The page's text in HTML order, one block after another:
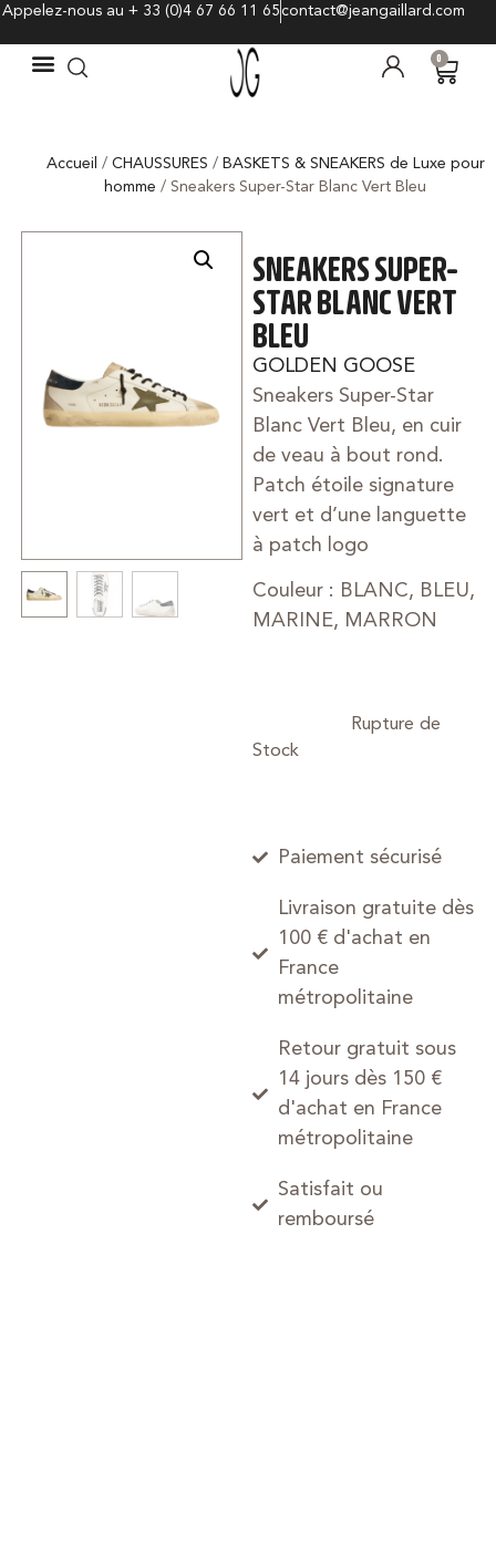
Appelez-nous au + 33 (0)4 67 66 11 65contact@jeangaillard.com
0
Accueil / CHAUSSURES / BASKETS & SNEAKERS de Luxe pour
homme / Sneakers Super-Star Blanc Vert Bleu
SNEAKERS SUPER-
STAR BLANC VERT
BLEU
GOLDEN GOOSE
Sneakers Super-Star
Blanc Vert Bleu, en cuir
de veau à bout rond.
Patch étoile signature
vert et d’une languette
à patch logo
Couleur : BLANC, BLEU,
MARINE, MARRON
Paiement sécurisé
Livraison gratuite dès
100 € d'achat en
France
métropolitaine
Retour gratuit sous
14 jours dès 150 €
d'achat en France
métropolitaine
Satisfait ou
remboursé